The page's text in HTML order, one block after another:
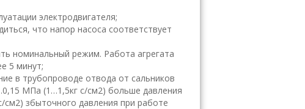
электродвигателя;
что напор насоса соответствует
номинальный режим. Работа агрегата
5 минут;
в трубопроводе отвода от сальников
МПа (1…1,5кг с/см2) больше давления
збыточного давления при работе